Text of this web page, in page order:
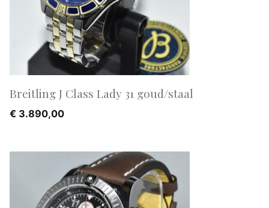
Breitling J Class Lady 31 goud/staal
€ 3.890,00